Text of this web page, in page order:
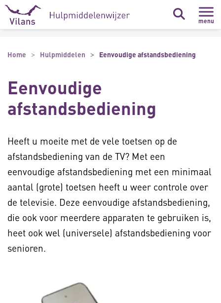
Naar hoofdinhoud
Naar footer
menu
Home Hulpmiddelen Eenvoudige afstandsbediening
Eenvoudige
afstandsbediening
Heeft u moeite met de vele toetsen op de
afstandsbediening van de TV? Met een
eenvoudige afstandsbediening met een minimaal
aantal (grote) toetsen heeft u weer controle over
de televisie. Deze eenvoudige afstandsbediening,
die ook voor meerdere apparaten te gebruiken is,
heet ook wel (universele) afstandsbediening voor
senioren.